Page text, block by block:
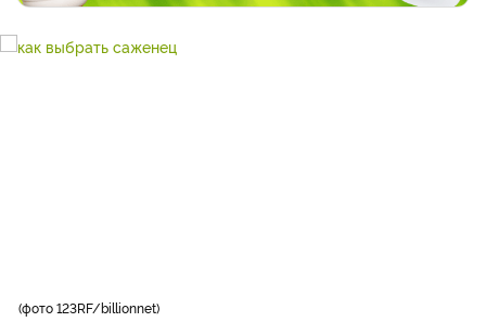
фото 123RF/billionnet